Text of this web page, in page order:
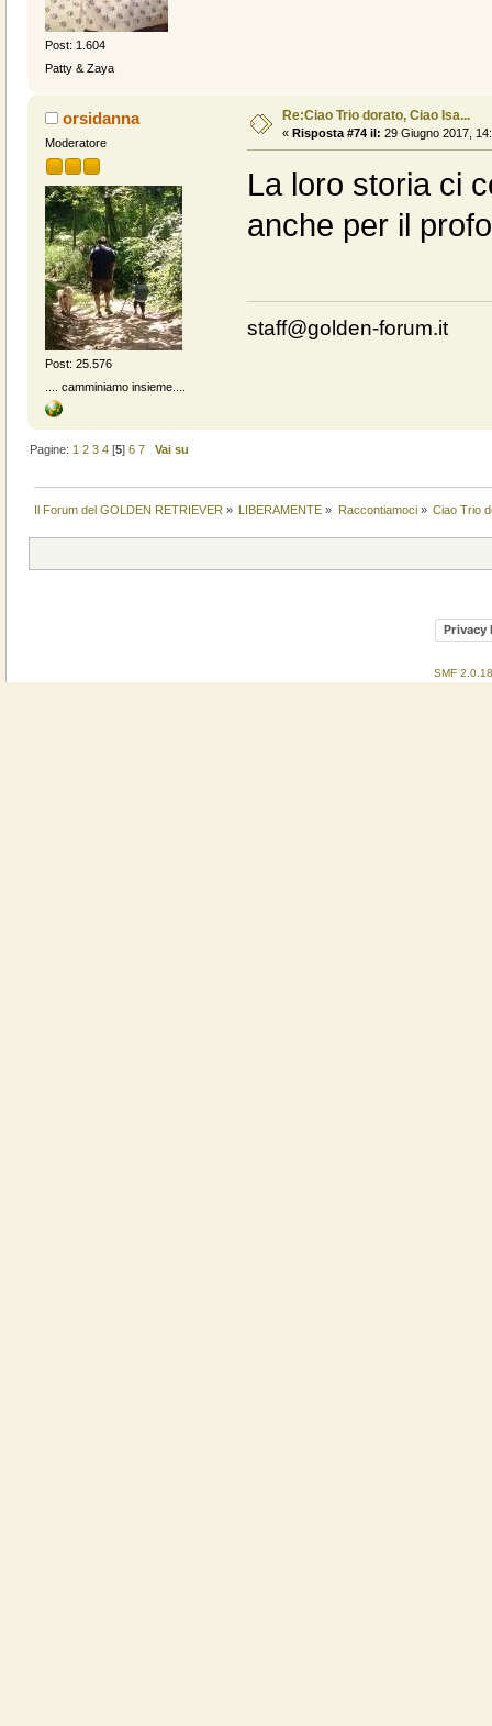
Post: 1.604
Patty & Zaya
orsidanna
Moderatore
Post: 25.576
.... camminiamo insieme....
Re:Ciao Trio dorato, Ciao Isa...
« Risposta #74 il: 29 Giugno 2017,
La loro storia ci
anche per il
staff@golden-forum.it
Pagine: 1 2 3 4 [5]6 7 Vai su
Il Forum del GOLDEN RETRIEVER » LIBERAMENTE » Raccontiamoci» Ciao Trio
Privacy
SMF 2.0.18